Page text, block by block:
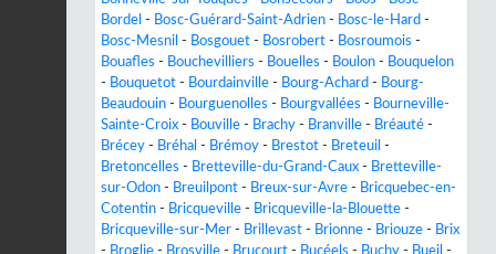
Bordel - Bosc-Guérard-Saint-Adrien - Bosc-le-Hard -
Bosc-Mesnil - Bosgouet - Bosrobert - Bosroumois -
Bouafles - Bouchevilliers - Bouelles - Boulon - Bouquelon
- Bouquetot - Bourdainville - Bourg-Achard - Bourg-
Beaudouin - Bourguenolles - Bourgvallées - Bourneville-
Sainte-Croix - Bouville - Brachy - Branville - Bréauté -
Brécey - Bréhal - Brémoy - Brestot - Breteuil -
Bretoncelles - Bretteville-du-Grand-Caux - Bretteville-
sur-Odon - Breuilpont - Breux-sur-Avre - Bricquebec-en-
Cotentin - Bricqueville - Bricqueville-la-Blouette -
Bricqueville-sur-Mer - Brillevast - Brionne - Briouze - Brix
- Broglie - Brosville - Brucourt - Bucéels - Buchy - Bueil -